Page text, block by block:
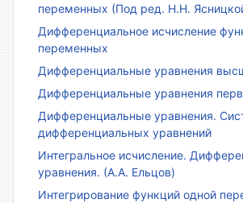
переменных (Под ред. Н.Н.
Дифференциальное исчисление
переменных
Дифференциальные уравнения
Дифференциальные уравнения
Дифференциальные уравнения.
дифференциальных уравнений
Интегральное исчисление.
уравнения. (А.А. Ельцов)
Интегрирование функций одной